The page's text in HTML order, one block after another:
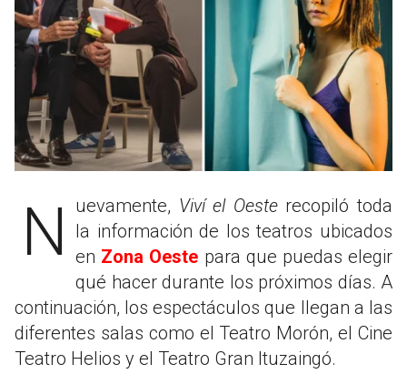
Nuevamente, Viví el Oesterecopiló toda
la información de los teatros ubicados
en Zona Oeste para que puedas elegir
qué hacer durante los próximos días. A
continuación, los espectáculos que llegan a las
diferentes salas como el Teatro Morón, el Cine
Teatro Helios y el Teatro Gran Ituzaingó.